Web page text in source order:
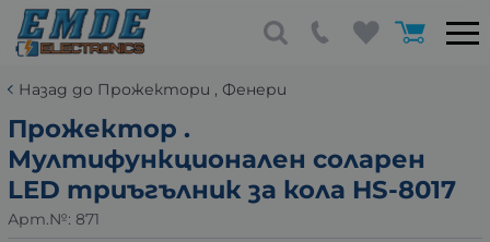
Назад до Прожектори , Фенери
Прожектор .
Мултифункционален соларен
LED триъгълник за кола HS-8017
Арт.№: 871